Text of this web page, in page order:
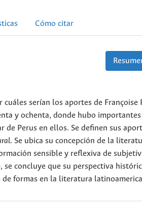
Cómo citar
serían los aportes de
y ochenta, donde hubo
de Perus en ellos. Se definen sus
. Se ubica su concepción de la
sensible y reflexiva de
se concluye que su perspectiva
formas en la literatura